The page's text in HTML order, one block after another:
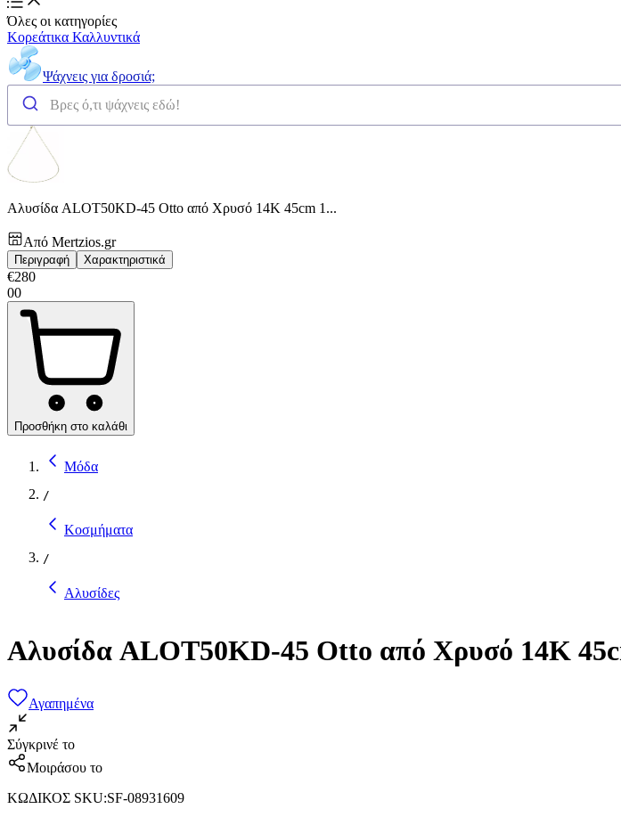
Όλες οι κατηγορίες
Κορεάτικα Καλλυντικά
Ψάχνεις για δροσιά;
Αλυσίδα ALOT50KD-45 Otto από Χρυσό 14Κ 45cm 1...
Από Mertzios.gr
Περιγραφή Χαρακτηριστικά
€280
00
Προσθήκη στο καλάθι
Μόδα
/
Κοσμήματα
/
Αλυσίδες
Αλυσίδα ALOT50KD-45 Otto από Χρυσό 14Κ
Αγαπημένα
Σύγκρινέ το
Μοιράσου το
ΚΩΔΙΚΟΣ SKU:SF-08931609